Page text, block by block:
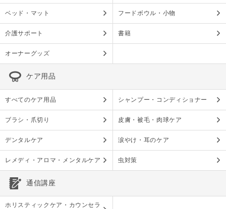
ベッド・マット フードボウル・小物
介護サポート 書籍
オーナーグッズ
ケア用品
すべてのケア用品 シャンプー・コンディショナー
ブラシ・爪切り 皮膚・被毛・肉球ケア
デンタルケア 涙やけ・耳のケア
レメディ・アロマ・メンタルケア 虫対策
通信講座
ホリスティックケア・カウンセラ